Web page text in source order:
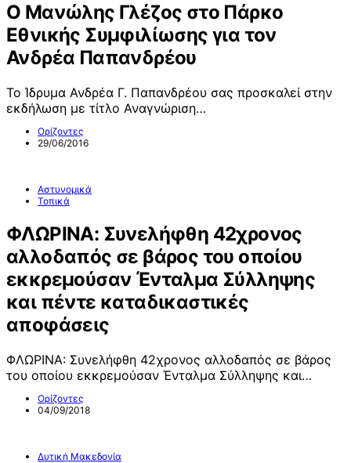
Ο Μανώλης Γλέζος στο Πάρκο
Εθνικής Συμφιλίωσης για τον
Ανδρέα Παπανδρέου
Το Ίδρυμα Ανδρέα Γ. Παπανδρέου σας προσκαλεί στην
εκδήλωση με τίτλο Αναγνώριση…
Ορίζοντες
29/06/2016
Αστυνομικά
Τοπικά
ΦΛΩΡΙΝΑ: Συνελήφθη 42χρονος
αλλοδαπός σε βάρος του οποίου
εκκρεμούσαν Ένταλμα Σύλληψης
και πέντε καταδικαστικές
αποφάσεις
ΦΛΩΡΙΝΑ: Συνελήφθη 42χρονος αλλοδαπός σε βάρος
του οποίου εκκρεμούσαν Ένταλμα Σύλληψης και…
Ορίζοντες
04/09/2018
Δυτική Μακεδονία